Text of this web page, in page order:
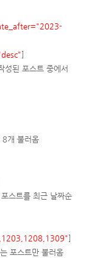
]
된 포스트 중에서
8개 불러옴
스트를 최근 날짜순
]
포스트만 불러옴